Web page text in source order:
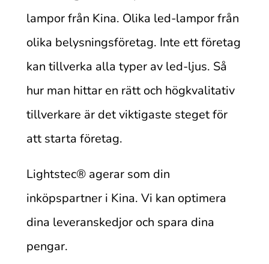
lampor från Kina. Olika led-lampor från
olika belysningsföretag. Inte ett företag
kan tillverka alla typer av led-ljus. Så
hur man hittar en rätt och högkvalitativ
tillverkare är det viktigaste steget för
att starta företag.
Lightstec® agerar som din
inköpspartner i Kina. Vi kan optimera
dina leveranskedjor och spara dina
pengar.